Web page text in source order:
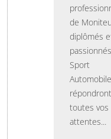
de
diplômés
Sport
Automobile
toutes vos
attentes...